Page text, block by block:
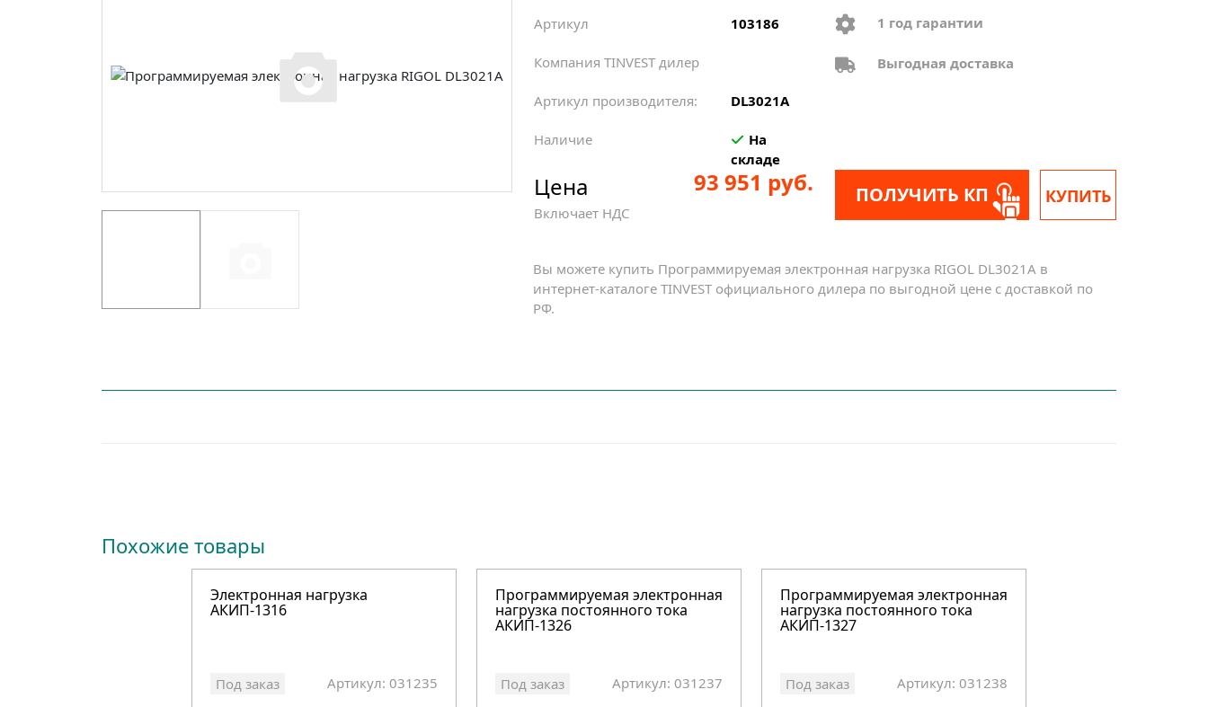
Артикул 103186
Компания TINVEST дилер
Артикул производителя: DL3021A
Наличие
На
складе
1 год гарантии
Выгодная доставка
Цена
Включает НДС
93 951 руб. ПОЛУЧИТЬ КП КУПИТЬ
Вы можете купить Программируемая электронная нагрузка RIGOL DL3021A в
интернет-каталоге TINVEST официального дилера по выгодной цене с доставкой по
РФ.
Похожие товары
Электронная нагрузка
АКИП-1316
Под заказ Артикул: 031235
Программируемая электронная
нагрузка постоянного тока
АКИП-1326
Под заказ Артикул: 031237
Программируемая электронная
нагрузка постоянного тока
АКИП-1327
Под заказ Артикул: 031238